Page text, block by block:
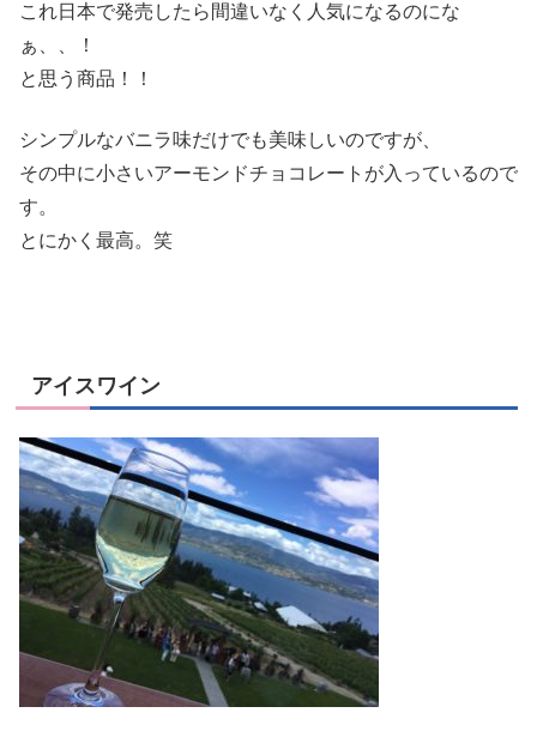
これ日本で発売したら間違いなく人気になるのにな
ぁ、、！
と思う商品！！
シンプルなバニラ味だけでも美味しいのですが、
その中に小さいアーモンドチョコレートが入っているので
す。
とにかく最高。笑
アイスワイン